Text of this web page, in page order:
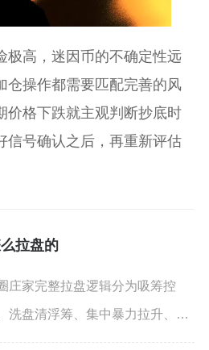
极高，迷因币的不确定性远
仓操作都需要匹配完善的风
价格下跌就主观判断抄底时
信号确认之后，再重新评估
拉盘的
庄家完整拉盘逻辑分为吸筹控
洗盘清浮筹、集中暴力拉升、合
动收割、高位分批出货五步